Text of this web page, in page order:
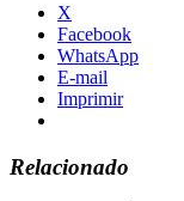
X
Facebook
WhatsApp
E-mail
Imprimir
Relacionado